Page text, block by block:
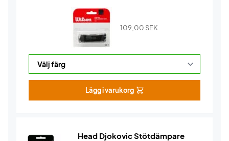
109,00 SEK
Lägg i varukorg
Head Djokovic Stötdämpare